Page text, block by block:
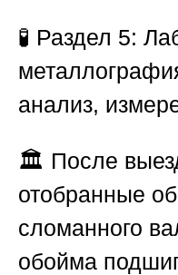
🧪 Раздел 5:
анализ,
🏛️ После
отобранные
сломанного
обойма